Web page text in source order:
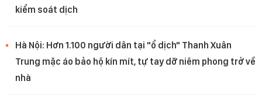
kiểm soát dịch
Hà Nội: Hơn 1.100 người dân tại "ổ dịch" Thanh Xuân
Trung mặc áo bảo hộ kín mít, tự tay dỡ niêm phong trở về
nhà